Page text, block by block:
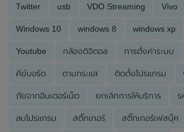
Twitter usb VDO Streaming Vivo
Windows 10 windows 8 windows xp
Youtube กล้องดิจิตอล การตั้งค่าระบบ
คีย์บอร์ด ตามกระแส ติดตั้งโปรแกรม
ภัยจากอินเตอร์เน็ต ยกเลิกการให้บริการ ร
ลบโปรแกรม สติ๊กเกอร์ สติ๊กเกอร์เฟสบุ๊ค